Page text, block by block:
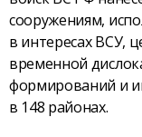
сооружениям,
в интересах ВСУ,
временной
формирований и
в 148 районах.